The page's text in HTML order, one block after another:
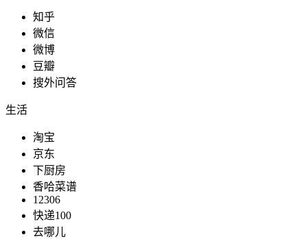
知乎
微信
微博
豆瓣
搜外问答
生活
淘宝
京东
下厨房
香哈菜谱
12306
快递100
去哪儿